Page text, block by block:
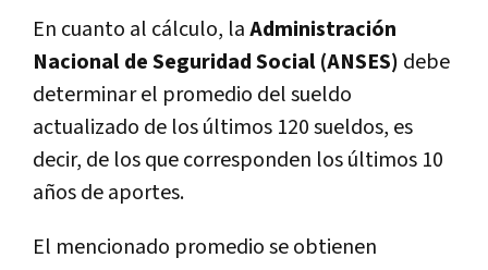
En cuanto al cálculo, laAdministración
Nacional de Seguridad Social (ANSES) debe
determinar el promedio del sueldo
actualizado de los últimos 120 sueldos, es
decir, de los que corresponden los últimos 10
años de aportes.
El mencionado promedio se obtienen